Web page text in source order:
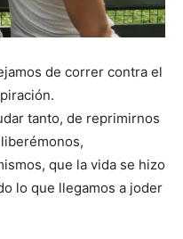
de correr contra el
tanto, de reprimirnos
que la vida se hizo
lo que llegamos a joder